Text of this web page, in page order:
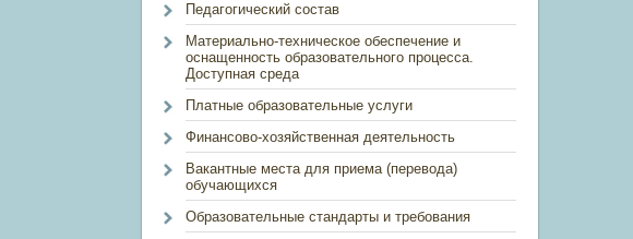
Педагогический состав
Материально-техническое обеспечение и
оснащенность образовательного процесса.
Доступная среда
Платные образовательные услуги
Финансово-хозяйственная деятельность
Вакантные места для приема (перевода)
обучающихся
Образовательные стандарты и требования